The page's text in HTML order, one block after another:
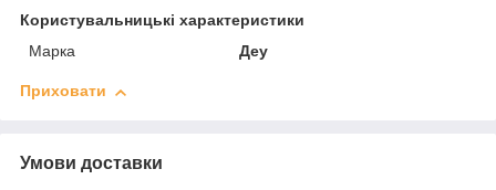
Користувальницькі характеристики
Марка
Деу
Приховати
Умови доставки